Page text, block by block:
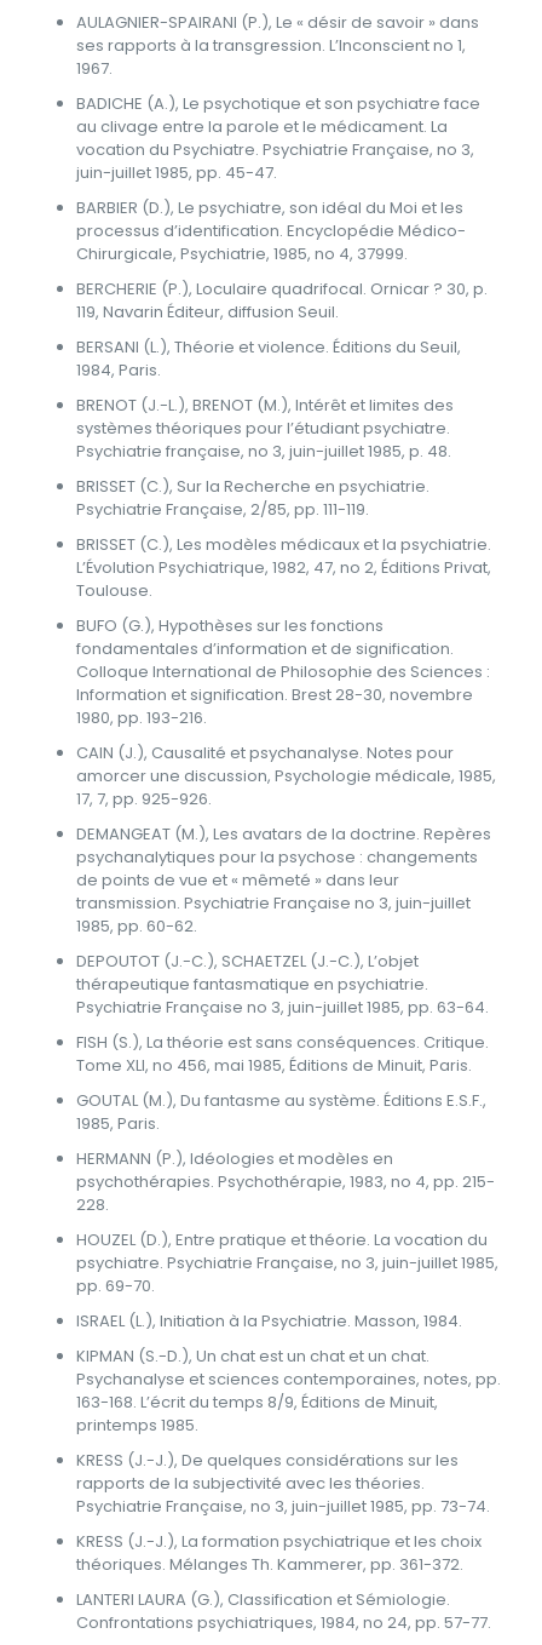
AULAGNIER-SPAIRANI (P.), Le « désir de savoir » dans
ses rapports à la transgression. L’Inconscient no 1,
1967.
BADICHE (A.), Le psychotique et son psychiatre face
au clivage entre la parole et le médicament. La
vocation du Psychiatre. Psychiatrie Française, no 3,
juin-juillet 1985, pp. 45-47.
BARBIER (D.), Le psychiatre, son idéal du Moi et les
processus d’identification. Encyclopédie Médico-
Chirurgicale, Psychiatrie, 1985, no 4, 37999.
BERCHERIE (P.), Loculaire quadrifocal. Ornicar ? 30, p.
119, Navarin Éditeur, diffusion Seuil.
BERSANI (L.), Théorie et violence. Éditions du Seuil,
1984, Paris.
BRENOT (J.-L.), BRENOT (M.), Intérêt et limites des
systèmes théoriques pour l’étudiant psychiatre.
Psychiatrie française, no 3, juin-juillet 1985, p. 48.
BRISSET (C.), Sur la Recherche en psychiatrie.
Psychiatrie Française, 2/85, pp. 111-119.
BRISSET (C.), Les modèles médicaux et la psychiatrie.
L’Évolution Psychiatrique, 1982, 47, no 2, Éditions Privat,
Toulouse.
BUFO (G.), Hypothèses sur les fonctions
fondamentales d’information et de signification.
Colloque International de Philosophie des Sciences :
Information et signification. Brest 28-30, novembre
1980, pp. 193-216.
CAIN (J.), Causalité et psychanalyse. Notes pour
amorcer une discussion, Psychologie médicale, 1985,
17, 7, pp. 925-926.
DEMANGEAT (M.), Les avatars de la doctrine. Repères
psychanalytiques pour la psychose : changements
de points de vue et « mêmeté » dans leur
transmission. Psychiatrie Française no 3, juin-juillet
1985, pp. 60-62.
DEPOUTOT (J.-C.), SCHAETZEL (J.-C.), L’objet
thérapeutique fantasmatique en psychiatrie.
Psychiatrie Française no 3, juin-juillet 1985, pp. 63-64.
FISH (S.), La théorie est sans conséquences. Critique.
Tome XLI, no 456, mai 1985, Éditions de Minuit, Paris.
GOUTAL (M.), Du fantasme au système. Éditions E.S.F.,
1985, Paris.
HERMANN (P.), Idéologies et modèles en
psychothérapies. Psychothérapie, 1983, no 4, pp. 215-
228.
HOUZEL (D.), Entre pratique et théorie. La vocation du
psychiatre. Psychiatrie Française, no 3, juin-juillet 1985,
pp. 69-70.
ISRAEL (L.), Initiation à la Psychiatrie. Masson, 1984.
KIPMAN (S.-D.), Un chat est un chat et un chat.
Psychanalyse et sciences contemporaines, notes, pp.
163-168. L’écrit du temps 8/9, Éditions de Minuit,
printemps 1985.
KRESS (J.-J.), De quelques considérations sur les
rapports de la subjectivité avec les théories.
Psychiatrie Française, no 3, juin-juillet 1985, pp. 73-74.
KRESS (J.-J.), La formation psychiatrique et les choix
théoriques. Mélanges Th. Kammerer, pp. 361-372.
LANTERI LAURA (G.), Classification et Sémiologie.
Confrontations psychiatriques, 1984, no 24, pp. 57-77.